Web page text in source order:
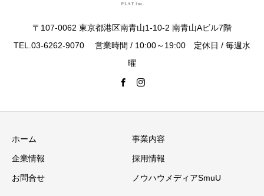
〒107-0062 東京都港区南青山1-10-2 南青山Aビル7階
TEL.03-6262-9070 営業時間 / 10:00～19:00 定休日 / 毎週水
曜
ホーム 事業内容
企業情報 採用情報
お問合せ ノウハウメディアSmuU